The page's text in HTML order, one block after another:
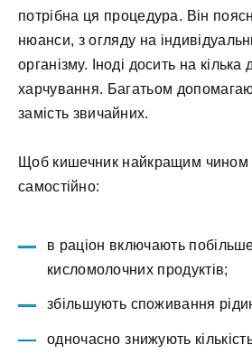
потрібна ця процедура. Він
нюанси, з огляду на
організму. Іноді досить на кілька
харчування. Багатьом
замість звичайних.
Щоб кишечник найкращим чином
самостійно:
в раціон включають
кисломолочних продуктів;
збільшують споживання
одночасно знижують